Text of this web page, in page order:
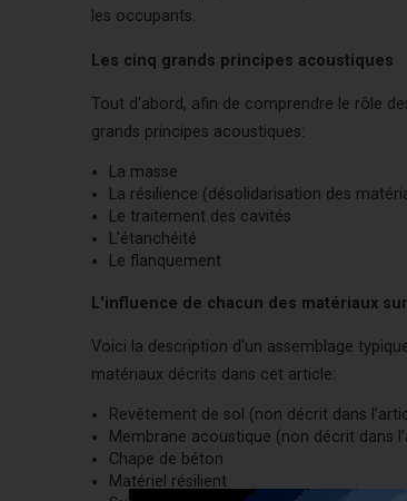
les occupants.
Les cinq grands principes acoustiques
Tout d'abord, afin de comprendre le rôle
grands principes acoustiques:
La masse
La résilience (désolidarisation des
Le traitement des cavités
L'étanchéité
Le flanquement
L'influence de chacun des matériaux
Voici la description d'un assemblage
matériaux décrits dans cet article:
Revêtement de sol (non décrit dans
Membrane acoustique (non décrit dans
Chape de béton
Matériel résilient